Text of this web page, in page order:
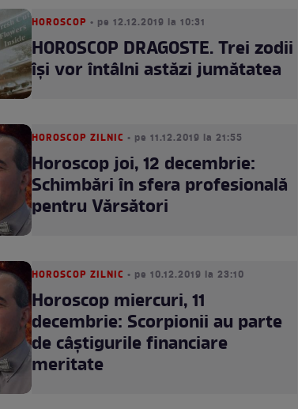
HOROSCOP • pe 12.12.2019 la 10:31
HOROSCOP DRAGOSTE. Trei zodii
își vor întâlni astăzi jumătatea
HOROSCOP ZILNIC • pe 11.12.2019 la 21:55
Horoscop joi, 12 decembrie:
Schimbări în sfera profesională
pentru Vărsători
HOROSCOP ZILNIC • pe 10.12.2019 la 23:10
Horoscop miercuri, 11
decembrie: Scorpionii au parte
de câștigurile financiare
meritate